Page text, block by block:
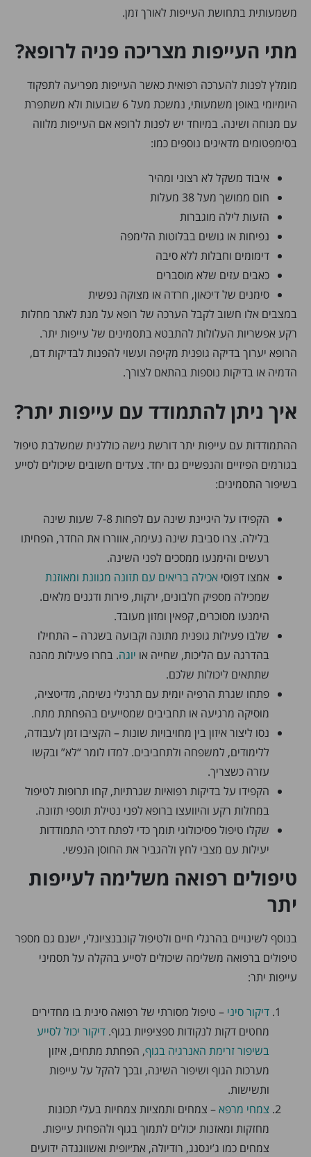
משמעותית בתחושת העייפות לאורך זמן.
מתי העייפות מצריכה פניה לרופא?
מומלץ לפנות להערכה רפואית כאשר העייפות מפריעה לתפקוד
היומיומי באופן משמעותי, נמשכת מעל 6 שבועות ולא משתפרת
עם מנוחה ושינה. במיוחד יש לפנות לרופא אם העייפות מלווה
בסימפטומים מדאיגים נוספים כמו:
איבוד משקל לא רצוני ומהיר
חום ממושך מעל 38 מעלות
הזעות לילה מוגברות
נפיחות או גושים בבלוטות הלימפה
דימומים וחבלות ללא סיבה
כאבים עזים שלא מוסברים
סימנים של דיכאון, חרדה או מצוקה נפשית
במצבים אלו חשוב לקבל הערכה של רופא על מנת לאתר מחלות
רקע אפשריות העלולות להתבטא בתסמינים של עייפות יתר.
הרופא יערוך בדיקה גופנית מקיפה ועשוי להפנות לבדיקות דם,
הדמיה או בדיקות נוספות בהתאם לצורך.
איך ניתן להתמודד עם עייפות יתר?
ההתמודדות עם עייפות יתר דורשת גישה כוללנית שמשלבת טיפול
בגורמים הפיזיים והנפשיים גם יחד. צעדים חשובים שיכולים לסייע
בשיפור התסמינים:
הקפידו על היגיינת שינה עם לפחות 7-8 שעות שינה
בלילה. צרו סביבת שינה נעימה, אווררו את החדר, הפחיתו
רעשים והימנעו ממסכים לפני השינה.
אמצו דפוסי אכילה בריאים עם תזונה מגוונת ומאוזנת
שמכילה מספיק חלבונים, ירקות, פירות ודגנים מלאים.
הימנעו מסוכרים, קפאין ומזון מעובד.
שלבו פעילות גופנית מתונה וקבועה בשגרה – התחילו
בהדרגה עם הליכות, שחייה או יוגה. בחרו פעילות מהנה
שתתאים ליכולות שלכם.
פתחו שגרת הרפיה יומית עם תרגילי נשימה, מדיטציה,
מוסיקה מרגיעה או תחביבים שמסייעים בהפחתת מתח.
נסו ליצור איזון בין מחויבויות שונות – הקציבו זמן לעבודה,
ללימודים, למשפחה ולתחביבים. למדו לומר “לא” ובקשו
עזרה כשצריך.
הקפידו על בדיקות רפואיות שגרתיות, קחו תרופות לטיפול
במחלות רקע והיוועצו ברופא לפני נטילת תוספי תזונה.
שקלו טיפול פסיכולוגי תומך כדי לפתח דרכי התמודדות
יעילות עם מצבי לחץ ולהגביר את החוסן הנפשי.
טיפולים רפואה משלימה לעייפות
יתר
בנוסף לשינויים בהרגלי חיים ולטיפול קונבנציונלי, ישנם גם מספר
טיפולים ברפואה משלימה שיכולים לסייע בהקלה על תסמיני
עייפות יתר:
דיקור סיני – טיפול מסורתי של רפואה סינית בו מחדירים
מחטים דקות לנקודות ספציפיות בגוף. דיקור יכול לסייע
בשיפור זרימת האנרגיה בגוף, הפחתת מתחים, איזון
מערכות הגוף ושיפור השינה, ובכך להקל על עייפות
ותשישות.
צמחי מרפא– צמחים ותמציות צמחיות בעלי תכונות
מחזקות ומאזנות יכולים לתמוך בגוף ולהפחית עייפות.
צמחים כמו ג’ינסנג, רודיולה, את׳יופית ואשווגנדה ידועים